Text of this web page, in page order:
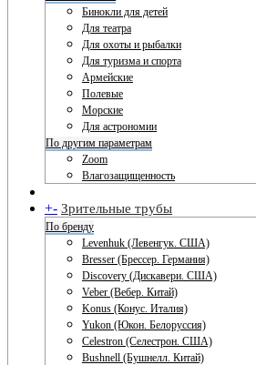
Бинокли для детей
Для театра
Для охоты и рыбалки
Для туризма и спорта
Армейские
Полевые
Морские
Для астрономии
По другим параметрам
Zoom
Влагозащищенность
+- Зрительные трубы
По бренду
Levenhuk (Левенгук. США)
Bresser (Брессер. Германия)
Discovery (Дискавери. США)
Veber (Вебер. Китай)
Konus (Конус. Италия)
Yukon (Юкон. Белоруссия)
Celestron (Селестрон. США)
Bushnell (Бушнелл. Китай)